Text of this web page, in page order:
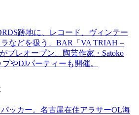
跡地に、レコード、ヴィンテー
などを扱う、BAR「VA TRIAH –
プレオープン。陶芸作家・Satoko
やDJパーティーも開催。
ッカー。名古屋在住アラサーOL海